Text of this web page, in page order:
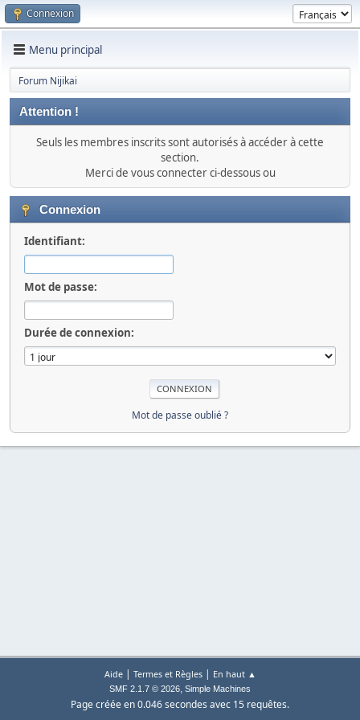
Connexion
Menu principal
Forum Nijikai
Attention !
Seuls les membres inscrits sont autorisés à accéder à cette
section.
Merci de vous connecter ci-dessous ou
Connexion
Identifiant:
Mot de passe:
Durée de connexion:
Mot de passe oublié ?
Aide| Termes et Règles| En haut ▲
SMF 2.1.7 © 2026, Simple Machines
Page créée en 0.046 secondes avec 15 requêtes.